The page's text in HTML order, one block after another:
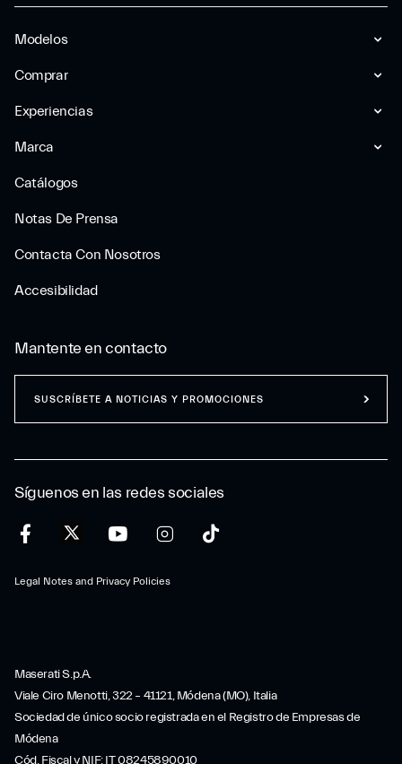
Modelos
Comprar
Experiencias
Marca
Catálogos
Notas De Prensa
Contacta Con Nosotros
Accesibilidad
Síguenos en las redes sociales
Legal Notes and Privacy Policies
Mantente en contacto
SUSCRÍBETE A NOTICIAS Y PROMOCIONES
Maserati S.p.A.
Viale Ciro Menotti, 322 – 41121, Módena (MO), Italia
Sociedad de único socio registrada en el Registro de Empresas de
Módena
Cód. Fiscal y NIF: IT 08245890010